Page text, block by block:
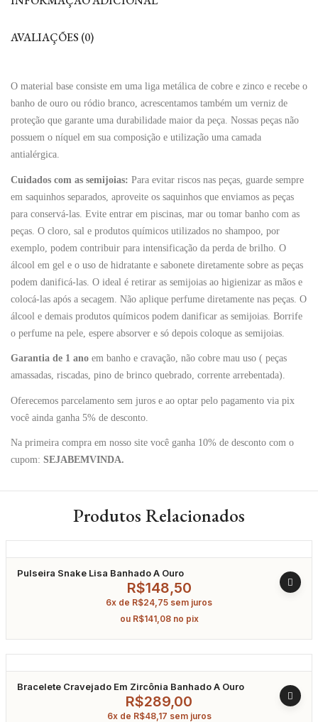
AVALIAÇÕES (0)
O material base consiste em uma liga metálica de cobre e zinco e recebe o
banho de ouro ou ródio branco, acrescentamos também um verniz de
proteção que garante uma durabilidade maior da peça. Nossas peças não
possuem o níquel em sua composição e utilização uma camada
antialérgica.
Cuidados com as semijoias: Para evitar riscos nas peças, guarde sempre
em saquinhos separados, aproveite os saquinhos que enviamos as peças
para conservá-las. Evite entrar em piscinas, mar ou tomar banho com as
peças. O cloro, sal e produtos químicos utilizados no shampoo, por
exemplo, podem contribuir para intensificação da perda de brilho. O
álcool em gel e o uso de hidratante e sabonete diretamente sobre as peças
podem danificá-las. O ideal é retirar as semijoias ao higienizar as mãos e
colocá-las após a secagem. Não aplique perfume diretamente nas peças. O
álcool e demais produtos químicos podem danificar as semijoias. Borrife
o perfume na pele, espere absorver e só depois coloque as semijoias.
Garantia de 1 ano em banho e cravação, não cobre mau uso ( peças
amassadas, riscadas, pino de brinco quebrado, corrente arrebentada).
Oferecemos parcelamento sem juros e ao optar pelo pagamento via pix
você ainda ganha 5% de desconto.
Na primeira compra em nosso site você ganha 10% de desconto com o
cupom: SEJABEMVINDA.
Produtos Relacionados
Pulseira Snake Lisa Banhado A Ouro
R$148,50
6x de R$24,75 sem juros
ou R$141,08 no pix
Bracelete Cravejado Em Zircônia Banhado A Ouro
R$289,00
6x de R$48,17 sem juros